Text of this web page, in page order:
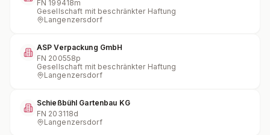
FN 199418m
Gesellschaft mit beschränkter Haftung
Langenzersdorf
ASP Verpackung GmbH
FN 200558p
Gesellschaft mit beschränkter Haftung
Langenzersdorf
Schießbühl Gartenbau KG
FN 203118d
Langenzersdorf